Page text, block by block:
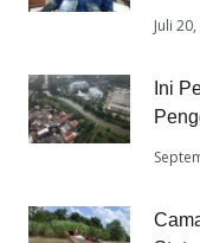
Juli
Ini